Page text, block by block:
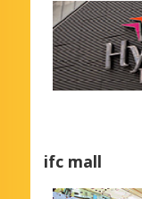
ifc mall